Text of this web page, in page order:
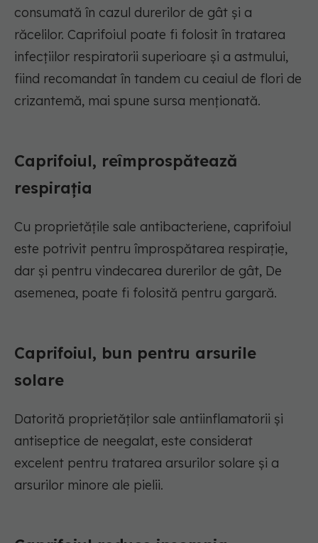
consumată în cazul durerilor de gât și a
răcelilor. Caprifoiul poate fi folosit în tratarea
infecțiilor respiratorii superioare și a astmului,
fiind recomandat în tandem cu ceaiul de flori de
crizantemă, mai spune sursa menționată.
Caprifoiul, reîmprospătează
respirația
Cu proprietățile sale antibacteriene, caprifoiul
este potrivit pentru împrospătarea respirație,
dar și pentru vindecarea durerilor de gât, De
asemenea, poate fi folosită pentru gargară.
Caprifoiul, bun pentru arsurile
solare
Datorită proprietăților sale antiinflamatorii și
antiseptice de neegalat, este considerat
excelent pentru tratarea arsurilor solare și a
arsurilor minore ale pielii.